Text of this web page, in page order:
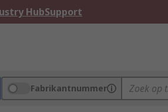
HubSupport
Fabrikantnummer